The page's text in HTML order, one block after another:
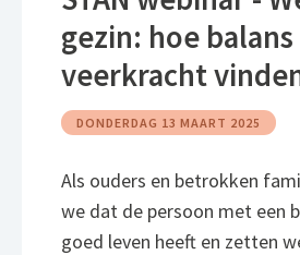
gezin: hoe balans
veerkracht
DONDERDAG 13 MAART 2025
Als ouders en betrokken
we dat de persoon met een
goed leven heeft en zetten